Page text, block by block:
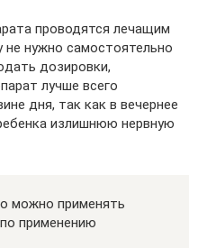
проводятся лечащим
нужно самостоятельно
дозировки,
лучше всего
дня, так как в вечернее
излишнюю нервную
можно применять
применению